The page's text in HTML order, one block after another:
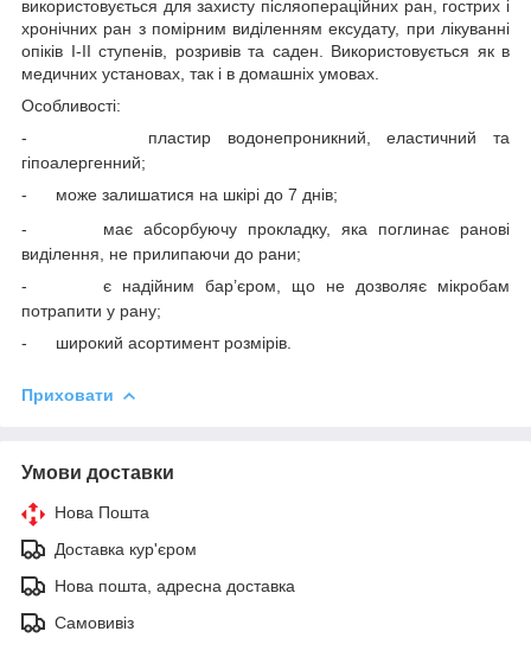
використовується для захисту післяопераційних ран, гострих і
хронічних ран з помірним виділенням ексудату, при лікуванні
опіків І-ІІ ступенів, розривів та саден. Використовується як в
медичних установах, так і в домашніх умовах.
Особливості:
-
пластир водонепроникний, еластичний та
гіпоалергенний;
-
може залишатися на шкірі до 7 днів;
-
має абсорбуючу прокладку, яка поглинає ранові
виділення, не прилипаючи до рани;
-
є надійним бар’єром, що не дозволяє мікробам
потрапити у рану;
-
широкий асортимент розмірів.
Приховати
Умови доставки
Нова Пошта
Доставка кур'єром
Нова пошта, адресна доставка
Самовивіз